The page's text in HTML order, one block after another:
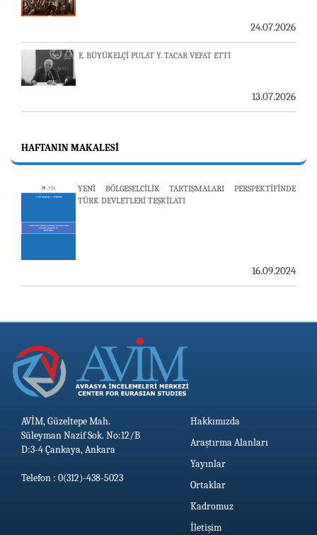
"REVIEW OF ARMENIAN STUDIES (RAS)" DERGİSİ'NİN
53’ÜNCÜ SAYISI YAYINLANDI
25.06.2026
HAFTANIN MAKALESI
YENİ BÖLGESELCİLİK TARTIŞMALARI PERSPEKTİFİNDE
TÜRK DEVLETLERİ TEŞKİLATI
16.09.2024
AVİM, Güzeltepe Mah.
Süleyman Nazif Sok. No:12/B
D:3-4 Çankaya, Ankara
Telefon : 0(312)-438-5023
Hakkımızda
Araştırma Alanları
Yayınlar
Ortaklar
Kadromuz
İletişim